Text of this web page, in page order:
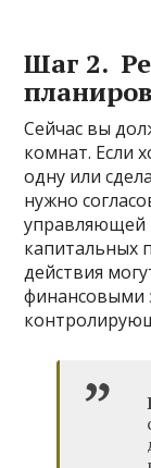
Шаг 2.
Сейчас вы
комнат. Если
одну или
нужно
управляющей
капитальных
действия
финансовыми